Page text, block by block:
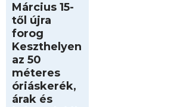
Március 15-
től újra
forog
Keszthelyen
az 50
méteres
óriáskerék,
árak és